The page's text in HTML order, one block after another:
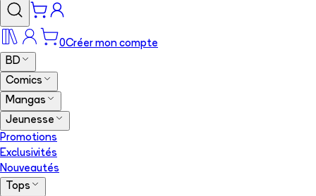
0Créer mon compte
BD
Comics
Mangas
Jeunesse
Promotions
Exclusivités
Nouveautés
Tops